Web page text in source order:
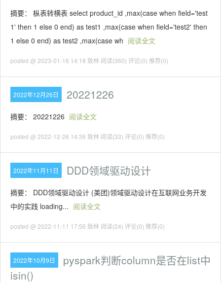
摘要： 枞表转横表 select product_id ,max(case when field='test
1' then 1 else 0 end) as test1 ,max(case when field='test2' then
1 else 0 end) as test2 ,max(case wh 阅读全文
posted @ 2023-01-16 14:18 致林 阅读(360) 评论(0) 推荐(0)
2022年12月26日 20221226
摘要： 20221226 阅读全文
posted @ 2022-12-26 14:36 致林 阅读(33) 评论(0) 推荐(0)
2022年11月11日 DDD领域驱动设计
摘要： DDD领域驱动设计 (美团)领域驱动设计在互联网业务开发
中的实践 loading... 阅读全文
posted @ 2022-11-11 17:56 致林 阅读(24) 评论(0) 推荐(0)
2022年10月9日
pyspark判断column是否在list中
isin()